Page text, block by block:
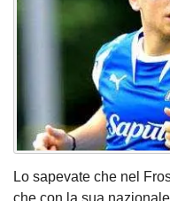
Lo sapevate che nel